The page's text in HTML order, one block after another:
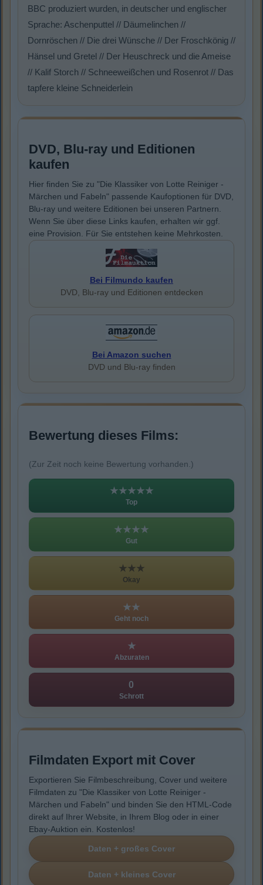
BBC produziert wurden, in deutscher und englischer
Sprache: Aschenputtel // Däumelinchen //
Dornröschen // Die drei Wünsche // Der Froschkönig //
Hänsel und Gretel // Der Heuschreck und die Ameise
// Kalif Storch // Schneeweißchen und Rosenrot // Das
tapfere kleine Schneiderlein
DVD, Blu-ray und Editionen
kaufen
Hier finden Sie zu "Die Klassiker von Lotte Reiniger -
Märchen und Fabeln" passende Kaufoptionen für DVD,
Blu-ray und weitere Editionen bei unseren Partnern.
Wenn Sie über diese Links kaufen, erhalten wir ggf.
eine Provision. Für Sie entstehen keine Mehrkosten.
Bei Filmundo kaufen
DVD, Blu-ray und Editionen entdecken
Bei Amazon suchen
DVD und Blu-ray finden
Bewertung dieses Films:
(Zur Zeit noch keine Bewertung vorhanden.)
★★★★★
Top
★★★★
Gut
★★★
Okay
★★
Geht noch
★
Abzuraten
0
Schrott
Filmdaten Export mit Cover
Exportieren Sie Filmbeschreibung, Cover und weitere
Filmdaten zu "Die Klassiker von Lotte Reiniger -
Märchen und Fabeln" und binden Sie den HTML-Code
direkt auf Ihrer Website, in Ihrem Blog oder in einer
Ebay-Auktion ein. Kostenlos!